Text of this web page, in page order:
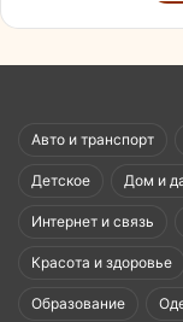
Авто и транспорт
Детское Дом и
Интернет и связь
Красота и здоровье
Образование